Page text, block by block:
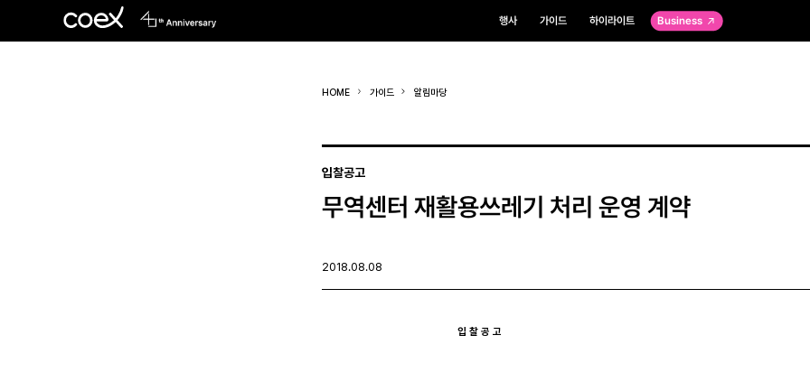
행사 가이드 하이라이트 Business
HOME 가이드 알림마당
입찰공고
무역센터 재활용쓰레기 처리 운영 계약
2018.08.08
입 찰 공 고